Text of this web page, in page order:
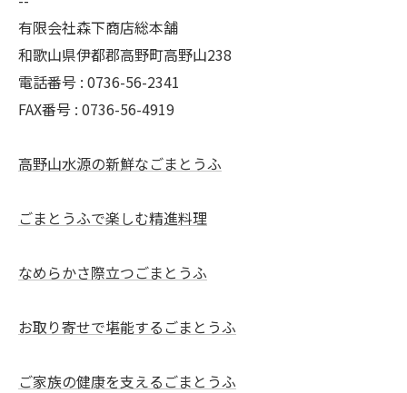
有限会社森下商店総本舗
和歌山県伊都郡高野町高野山238
電話番号 : 0736-56-2341
FAX番号 : 0736-56-4919
高野山水源の新鮮なごまとうふ
ごまとうふで楽しむ精進料理
なめらかさ際立つごまとうふ
お取り寄せで堪能するごまとうふ
ご家族の健康を支えるごまとうふ